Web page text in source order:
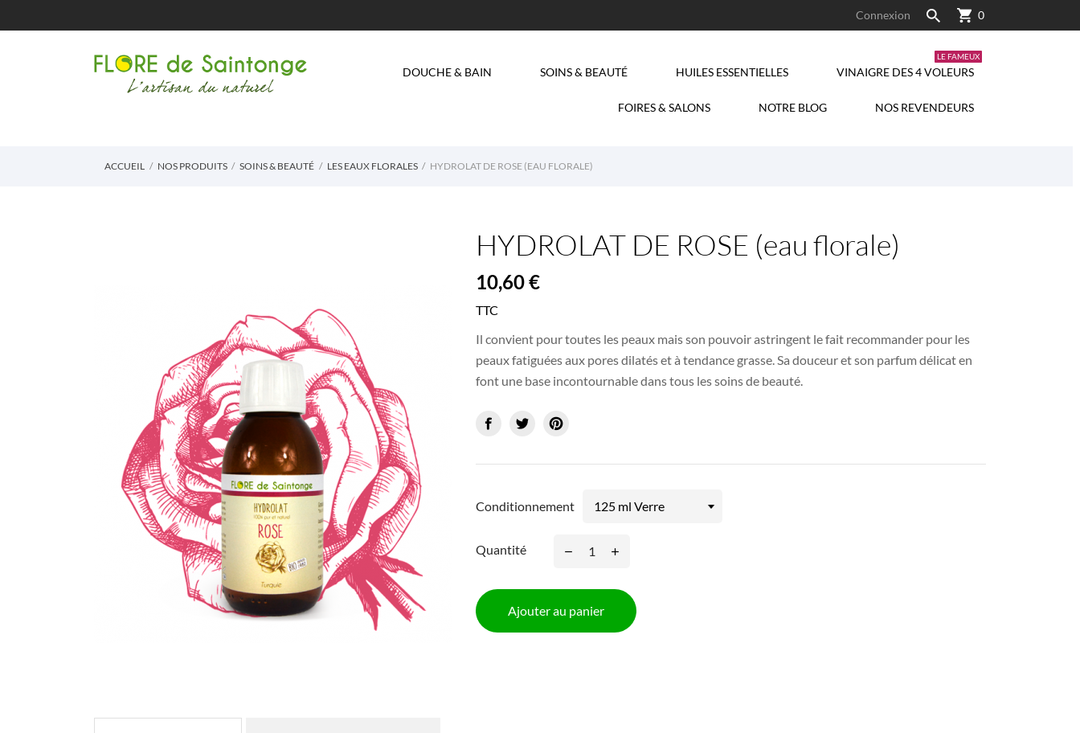
Connexion 0
DOUCHE & BAIN SOINS & BEAUTÉ HUILES ESSENTIELLES VINAIGRE DES 4 VOLEURS
LE FAMEUX
FOIRES & SALONS NOTRE BLOG NOS REVENDEURS
ACCUEIL NOS PRODUITS SOINS & BEAUTÉ LES EAUX FLORALES HYDROLAT DE ROSE (EAU FLORALE)
HYDROLAT DE ROSE (eau florale)
10,60 €
TTC
Il convient pour toutes les peaux mais son pouvoir astringent le fait recommander pour les
peaux fatiguées aux pores dilatés et à tendance grasse. Sa douceur et son parfum délicat en
font une base incontournable dans tous les soins de beauté.
Conditionnement
Quantité
Ajouter au panier